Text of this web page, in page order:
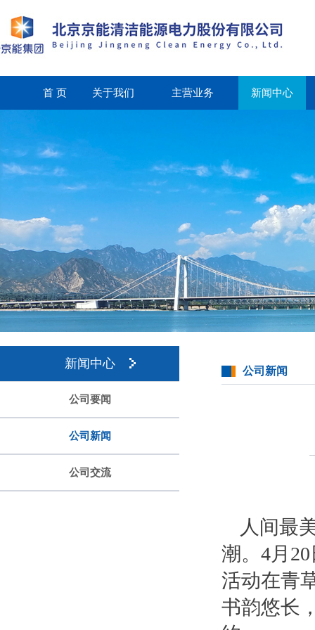
首 页 关于我们 主营业务 新闻中心
新闻中心
公司要闻
公司新闻
公司交流
公司新闻
人间最
潮。4月
活动在青
书韵悠长